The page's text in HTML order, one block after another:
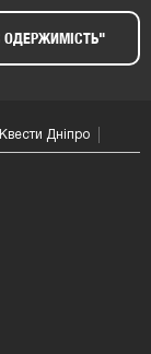
Квести Дніпро